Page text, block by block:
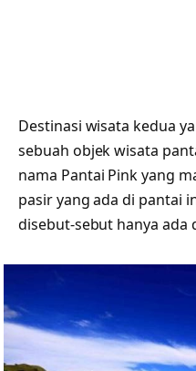
Destinasi wisata kedua
sebuah objek wisata
nama Pantai Pink yang
pasir yang ada di pantai
disebut-sebut hanya ada